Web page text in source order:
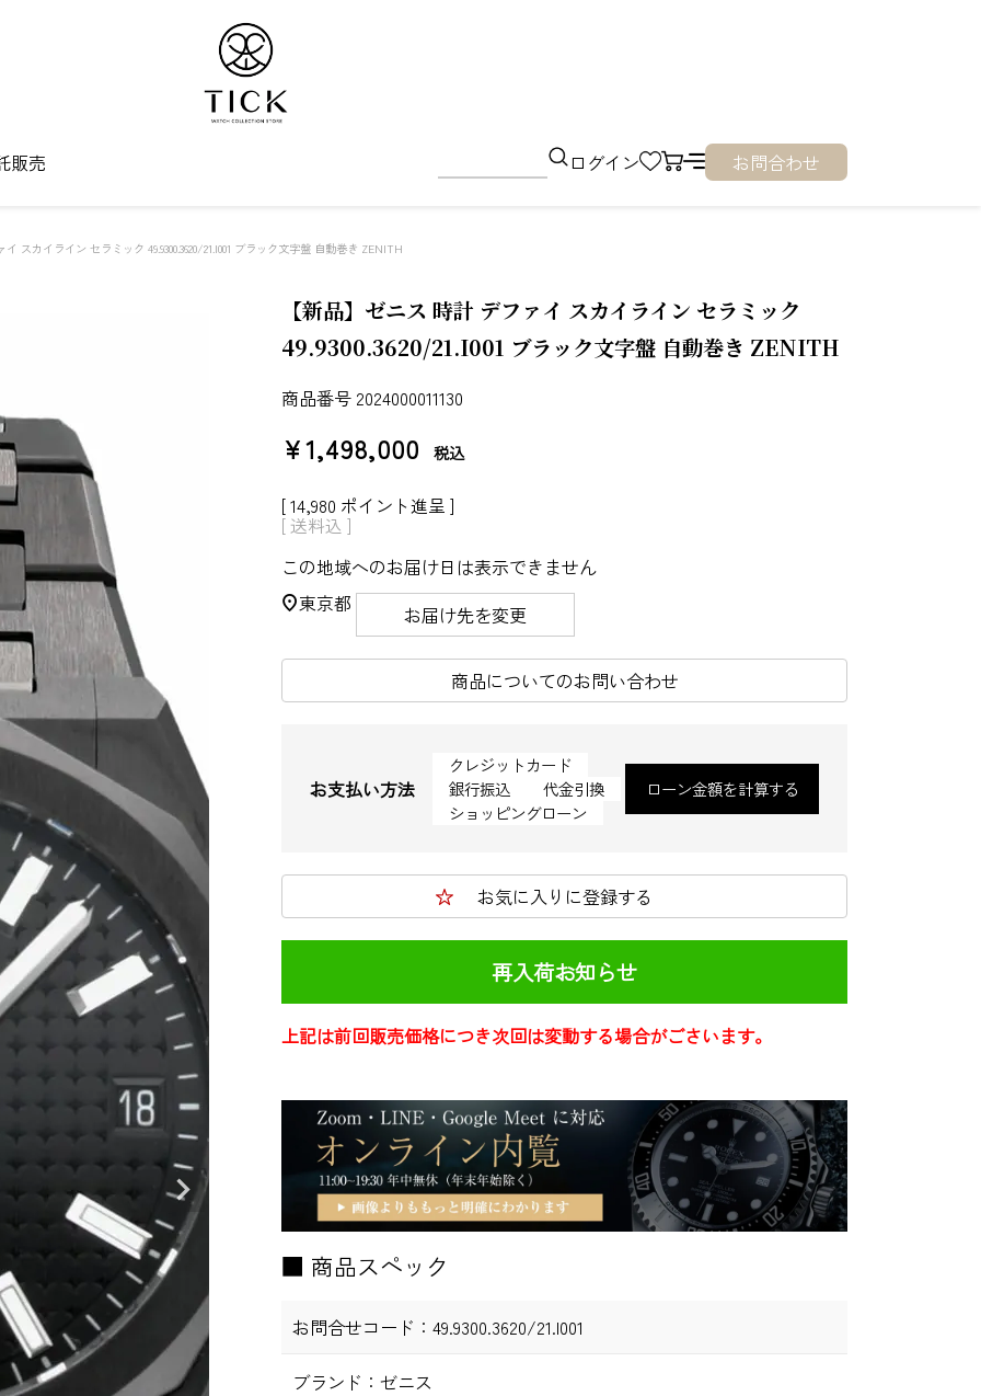
販売 ログイン お問合わせ
スカイライン セラミック 49.9300.3620/21.I001 ブラック文字盤 自動巻き ZENITH
【新品】ゼニス 時計 デファイ スカイライン セラミック
49.9300.3620/21.I001 ブラック文字盤 自動巻き ZENITH
商品番号 2024000011130
¥1,498,000 税込
[14,980 ポイント進呈 ]
送料込
この地域へのお届け日は表示できません
東京都
お届け先を変更
商品についてのお問い合わせ
お支払い方法
クレジットカード
銀行振込
代金引換
ショッピングローン
ローン金額を計算する
お気に入りに登録する
再入荷お知らせ
上記は前回販売価格につき次回は変動する場合がごさいます。
■ 商品スペック
お問合せコード：49.9300.3620/21.I001
ブランド：ゼニス